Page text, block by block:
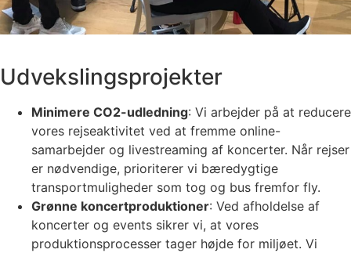
Udvekslingsprojekter
Minimere CO2-udledning: Vi arbejder på at reducere
vores rejseaktivitet ved at fremme online-
samarbejder og livestreaming af koncerter. Når rejser
er nødvendige, prioriterer vi bæredygtige
transportmuligheder som tog og bus fremfor fly.
Grønne koncertproduktioner: Ved afholdelse af
koncerter og events sikrer vi, at vores
produktionsprocesser tager højde for miljøet. Vi